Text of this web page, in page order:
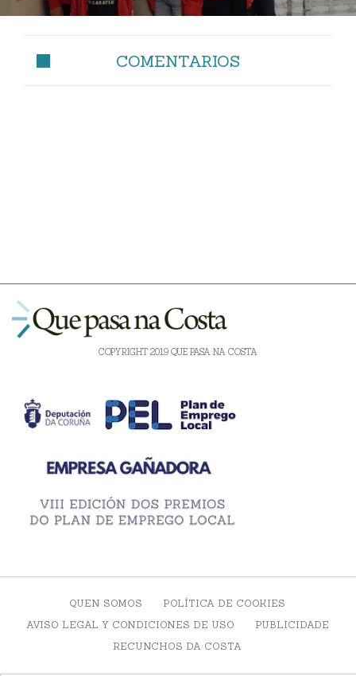
COMENTARIOS
COPYRIGHT 2019 QUE PASA NA COSTA
QUEN SOMOS
POLÍTICA DE COOKIES
AVISO LEGAL Y CONDICIONES DE USO
PUBLICIDADE
RECUNCHOS DA COSTA